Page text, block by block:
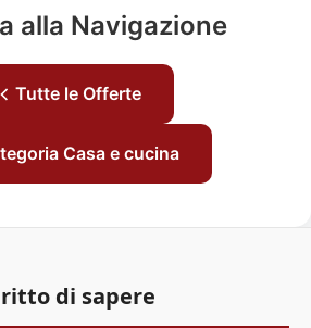
alla Navigazione
Tutte le Offerte
Casa e cucina
di sapere